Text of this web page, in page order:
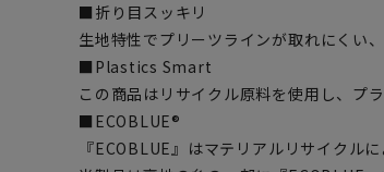
■折り目スッキリ
生地特性でプリーツラインが取れにくい
■Plastics Smart
この商品はリサイクル原料を使用し、プ
■ECOBLUE®
『ECOBLUE』はマテリアルリサイクル